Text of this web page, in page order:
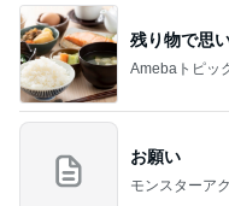
残り物で思
Amebaトピッ
お願い
モンスターア